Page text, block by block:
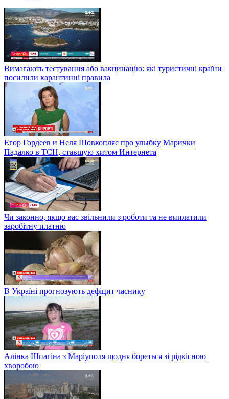
Вимагають тестування або вакцинацію: які туристичні країни
посилили карантинні правила
Егор Гордеев и Неля Шовкопляс про улыбку Марички
Падалко в ТСН, ставшую хитом Интернета
Чи законно, якщо вас звільнили з роботи та не виплатили
заробітну платню
В Україні прогнозують дефіцит часнику
Алінка Шпагіна з Маріуполя щодня бореться зі рідкісною
хворобою